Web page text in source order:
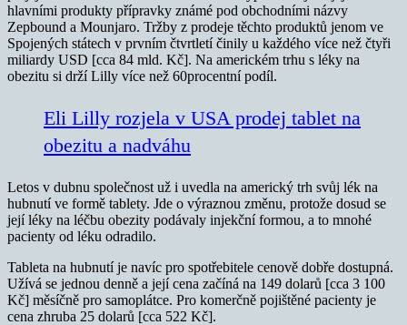
hlavními produkty přípravky známé pod obchodními názvy
Zepbound a Mounjaro. Tržby z prodeje těchto produktů jenom ve
Spojených státech v prvním čtvrtletí činily u každého více než čtyři
miliardy USD [cca 84 mld. Kč]. Na americkém trhu s léky na
obezitu si drží Lilly více než 60procentní podíl.
Eli Lilly rozjela v USA prodej tablet na
obezitu a nadváhu
Letos v dubnu společnost už i uvedla na americký trh svůj lék na
hubnutí ve formě tablety. Jde o výraznou změnu, protože dosud se
její léky na léčbu obezity podávaly injekční formou, a to mnohé
pacienty od léku odradilo.
Tableta na hubnutí je navíc pro spotřebitele cenově dobře dostupná.
Užívá se jednou denně a její cena začíná na 149 dolarů [cca 3 100
Kč] měsíčně pro samoplátce. Pro komerčně pojištěné pacienty je
cena zhruba 25 dolarů [cca 522 Kč].